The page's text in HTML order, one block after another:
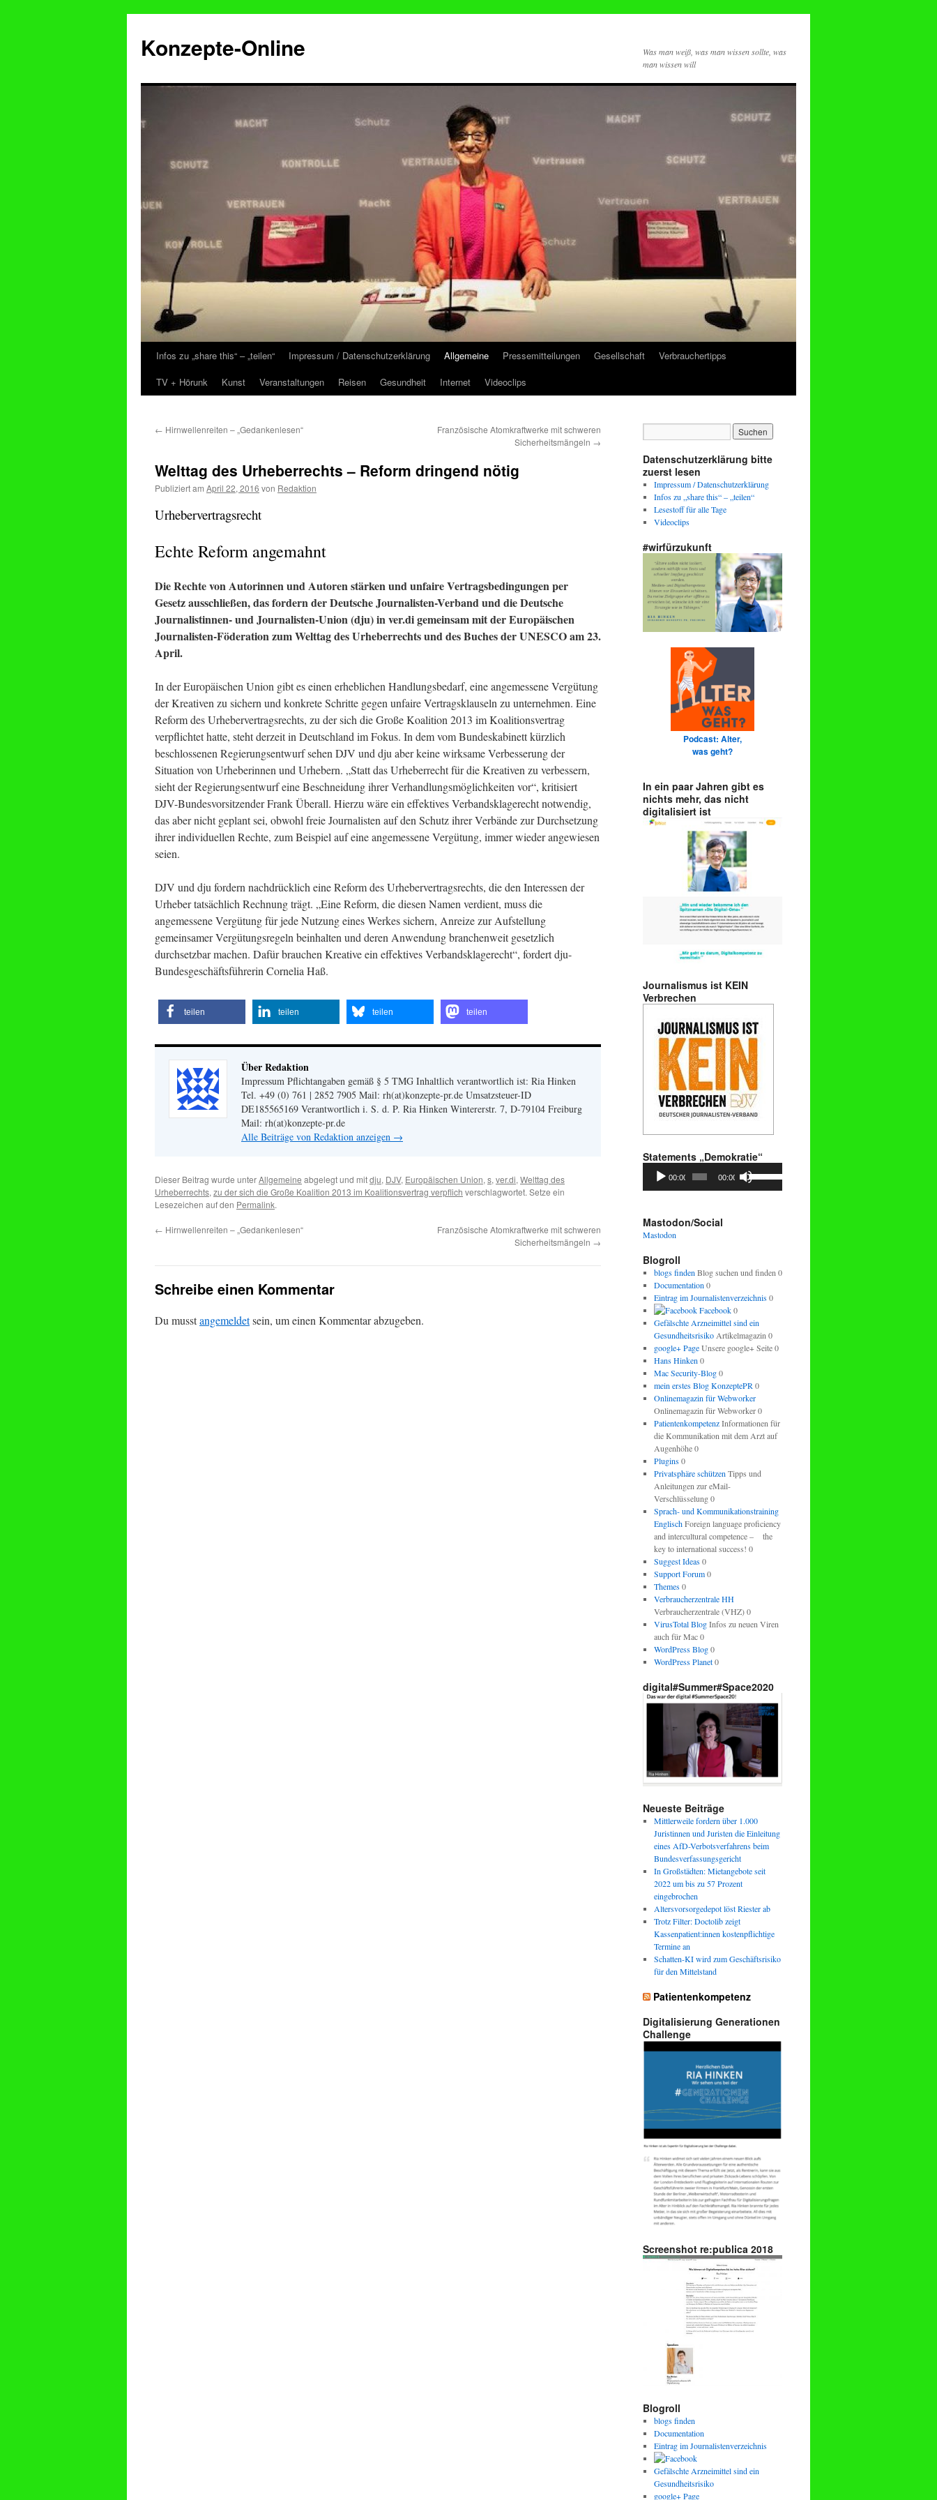
Konzepte-Online
Was man weiß, was man wissen sollte, was
man wissen will
Zum
Inhalt
Infos zu „share this“ – „teilen“ Impressum / Datenschutzerklärung Allgemeine Pressemitteilungen Gesellschaft
Verbrauchertipps
TV + Hörunk
Kunst Veranstaltungen Reisen Gesundheit Internet Videoclips
← Hirnwellenreiten – „Gedankenlesen“
Französische Atomkraftwerke mit schweren
Sicherheitsmängeln →
Welttag des Urheberrechts – Reform dringend nötig
Publiziert am April 22, 2016 von Redaktion
Urhebervertragsrecht
Echte Reform angemahnt
Die Rechte von Autorinnen und Autoren stärken und unfaire Vertragsbedingungen per
Gesetz ausschließen, das fordern der Deutsche Journalisten-Verband und die Deutsche
Journalistinnen- und Journalisten-Union (dju) in ver.di gemeinsam mit der Europäischen
Journalisten-Föderation zum Welttag des Urheberrechts und des Buches der UNESCO am 23.
April.
In der Europäischen Union gibt es einen erheblichen Handlungsbedarf, eine angemessene Vergütung
der Kreativen zu sichern und konkrete Schritte gegen unfaire Vertragsklauseln zu unternehmen. Eine
Reform des Urhebervertragsrechts, zu der sich die Große Koalition 2013 im Koalitionsvertrag
verpflichtet hatte, steht derzeit in Deutschland im Fokus. In dem vom Bundeskabinett kürzlich
beschlossenen Regierungsentwurf sehen DJV und dju aber keine wirksame Verbesserung der
Situation von Urheberinnen und Urhebern. „Statt das Urheberrecht für die Kreativen zu verbessern,
sieht der Regierungsentwurf eine Beschneidung ihrer Verhandlungsmöglichkeiten vor“, kritisiert
DJV-Bundesvorsitzender Frank Überall. Hierzu wäre ein effektives Verbandsklagerecht notwendig,
das aber nicht geplant sei, obwohl freie Journalisten auf den Schutz ihrer Verbände zur Durchsetzung
ihrer individuellen Rechte, zum Beispiel auf eine angemessene Vergütung, immer wieder angewiesen
seien.
DJV und dju fordern nachdrücklich eine Reform des Urhebervertragsrechts, die den Interessen der
Urheber tatsächlich Rechnung trägt. „Eine Reform, die diesen Namen verdient, muss die
angemessene Vergütung für jede Nutzung eines Werkes sichern, Anreize zur Aufstellung
gemeinsamer Vergütungsregeln beinhalten und deren Anwendung branchenweit gesetzlich
durchsetzbar machen. Dafür brauchen Kreative ein effektives Verbandsklagerecht“, fordert dju-
Bundesgeschäftsführerin Cornelia Haß.
teilen teilen teilen teilen
Über Redaktion
Impressum Pflichtangaben gemäß § 5 TMG Inhaltlich verantwortlich ist: Ria Hinken
Tel. +49 (0) 761 | 2852 7905 Mail: rh(at)konzepte-pr.de Umsatzsteuer-ID
DE185565169 Verantwortlich i. S. d. P. Ria Hinken Wintererstr. 7, D-79104 Freiburg
Mail: rh(at)konzepte-pr.de
Alle Beiträge von Redaktion anzeigen →
Dieser Beitrag wurde unterAllgemeine abgelegt und mitdju, DJV, Europäischen Union, s, ver.di, Welttag des
Urheberrechts, zu der sich die Große Koalition 2013 im Koalitionsvertrag verpflich verschlagwortet. Setze ein
Lesezeichen auf den Permalink.
← Hirnwellenreiten – „Gedankenlesen“
Französische Atomkraftwerke mit schweren
Sicherheitsmängeln →
Schreibe einen Kommentar
Du musstangemeldetsein, um einen Kommentar abzugeben.
Datenschutzerklärung bitte
zuerst lesen
Impressum / Datenschutzerklärung
Infos zu „share this“ – „teilen“
Lesestoff für alle Tage
Videoclips
#wirfürzukunft
Podcast: Alter,
was geht?
In ein paar Jahren gibt es
nichts mehr, das nicht
digitalisiert ist
Journalismus ist KEIN
Verbrechen
Statements „Demokratie“
Audio-
Player
00:00 00:00
Hoch/Runter
benutzen,
Mastodon/Social
Mastodon
Blogroll
blogs finden Blog suchen und finden 0
Documentation 0
Eintrag im Journalistenverzeichnis0
Facebook0
Gefälschte Arzneimittel sind ein
GesundheitsrisikoArtikelmagazin 0
google+ PageUnsere google+ Seite 0
Hans Hinken 0
Mac Security-Blog0
mein erstes Blog KonzeptePR 0
Onlinemagazin für Webworker
Onlinemagazin für Webworker 0
PatientenkompetenzInformationen für
die Kommunikation mit dem Arzt auf
Augenhöhe 0
Plugins0
Privatsphäre schützen Tipps und
Anleitungen zur eMail-
Verschlüsselung 0
Sprach- und Kommunikationstraining
EnglischForeign language proficiency
and intercultural competence – the
key to international success! 0
Suggest Ideas0
Support Forum0
Themes0
Verbraucherzentrale HH
Verbraucherzentrale (VHZ) 0
VirusTotal BlogInfos zu neuen Viren
auch für Mac 0
WordPress Blog0
WordPress Planet0
digital#Summer#Space2020
Neueste Beiträge
Mittlerweile fordern über 1.000
Juristinnen und Juristen die Einleitung
eines AfD-Verbotsverfahrens beim
Bundesverfassungsgericht
In Großstädten: Mietangebote seit
2022 um bis zu 57 Prozent
eingebrochen
Altersvorsorgedepot löst Riester ab
Trotz Filter: Doctolib zeigt
Kassenpatient:innen kostenpflichtige
Termine an
Schatten-KI wird zum Geschäftsrisiko
für den Mittelstand
Patientenkompetenz
Digitalisierung Generationen
Challenge
Screenshot re:publica 2018
Blogroll
blogs finden
Documentation
Eintrag im Journalistenverzeichnis
Gefälschte Arzneimittel sind ein
Gesundheitsrisiko
google+ Page